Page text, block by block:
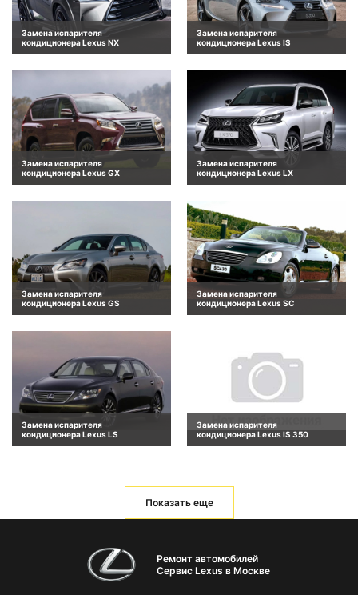
Замена испарителя
кондиционера Lexus NX
Замена испарителя
кондиционера Lexus IS
Замена испарителя
кондиционера Lexus GX
Замена испарителя
кондиционера Lexus LX
Замена испарителя
кондиционера Lexus GS
Замена испарителя
кондиционера Lexus SC
Замена испарителя
кондиционера Lexus LS
Замена испарителя
кондиционера Lexus IS 350
Показать еще
Ремонт автомобилей
Сервис Lexus в Москве